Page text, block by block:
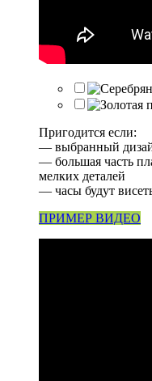
Пригодится если:
— выбранный
— большая часть
мелких деталей
— часы будут
ПРИМЕР ВИДЕО